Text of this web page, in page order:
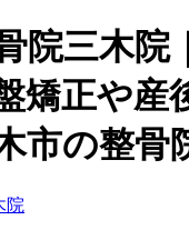
院三木院
矯正や産
市の整骨
院